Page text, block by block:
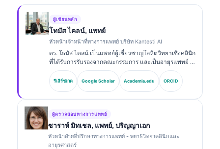
ผู้เขียนหลัก
โทมัส ไคลน์, แพทย์
หัวหน้าเจ้าหน้าที่ทางการแพทย์ บริษัท Kantesti AI
ดร. โธมัส ไคลน์ เป็นแพทย์ผู้เชี่ยวชาญโลหิตวิทยาเชิงคลินิก
ที่ได้รับการรับรองจากคณะกรรมการ และเป็นอายุรแพทย์ มี
ประสบการณ์มากกว่า 15 ปีด้านเวชศาสตร์ห้องปฏิบัติการ
และการวิเคราะห์ทางคลินิกที่ช่วยด้วย AI ในฐานะ Chief
Medical Officer ที่ Kantesti AI เขาให้การกำกับดูแลทาง
อย่างกว้างขวางเกี่ยวกับการตีความไบโอมาร์กเกอร์และ
การวินิจฉัยทางห้องปฏิบัติการในหัวข้อด้านเวชศาสตร์ห้อง
รีเสิร์ชเกต Google Scholar Academia.edu ORCID
ผู้ตรวจสอบทางการแพทย์
ซาราห์ มิทเชล, แพทย์, ปริญญาเอก
หัวหน้าฝ่ายที่ปรึกษาทางการแพทย์ - พยาธิวิทยาคลินิกและ
อายุรศาสตร์